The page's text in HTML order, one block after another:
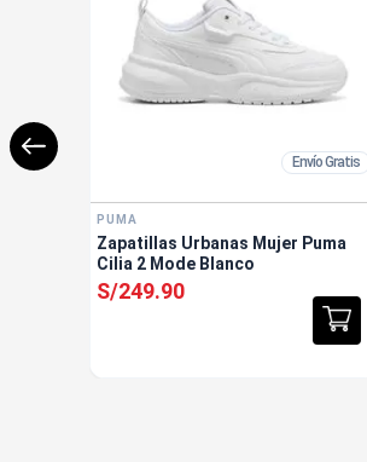
Envío Gratis
PUMA
Zapatillas Urbanas Mujer Puma
Cilia 2 Mode Blanco
S/249.90